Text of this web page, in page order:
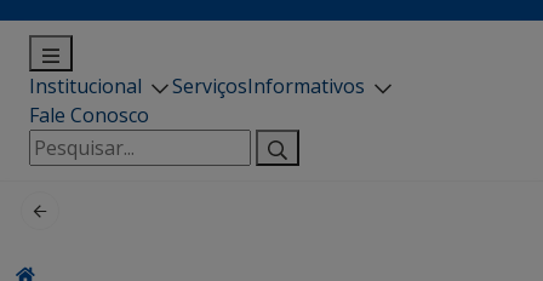
Institucional ServiçosInformativos
Fale Conosco
Pesquisar
por: